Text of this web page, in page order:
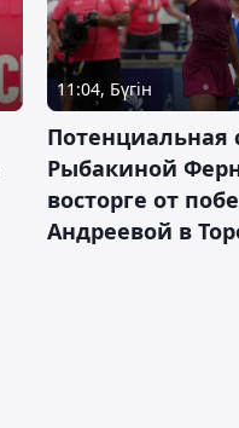
11:04, Бүгін
Потенциальная
Рыбакиной
восторге от
Андреевой в